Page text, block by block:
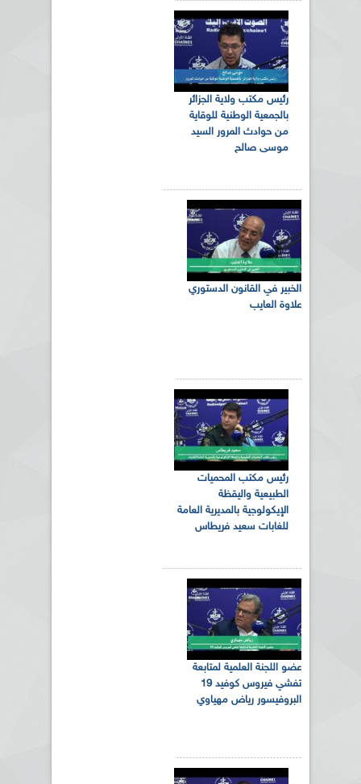
رئيس مكتب ولاية الجزائر
بالجمعية الوطنية للوقاية
من حوادث المرور السيد
موسى صالح
الخبير في القانون الدستوري
علاوة العايب
رئيس مكتب المحميات
الطبيعية واليقظة
الإيكولوجية بالمديرية العامة
للغابات سعيد فريطاس
عضو اللجنة العلمية لمتابعة
تفشي فيروس كوفيد 19
البروفيسور رياض مهياوي